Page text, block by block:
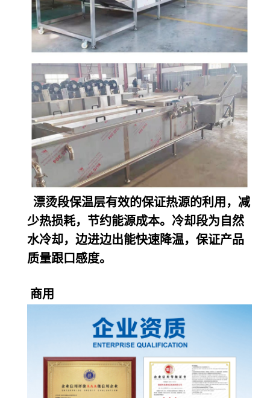
漂烫段保温层有效的保证热源的利用，减
少热损耗，节约能源成本。冷却段为自然
水冷却，边进边出能快速降温，保证产品
质量跟口感度。
商用